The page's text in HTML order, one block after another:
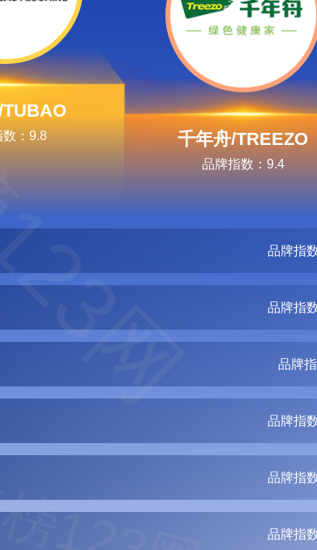
数：9.8 千年舟/TREEZO
品牌指数：9.4
品牌指
品牌指
品牌
品牌指
品牌指
品牌指
网